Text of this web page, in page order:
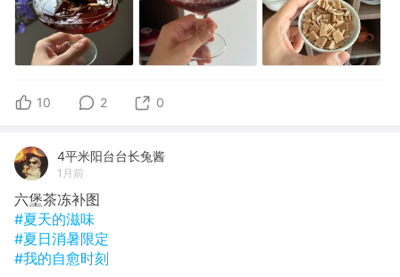
10 2 0
4平米阳台台长兔酱
1月前
六堡茶冻补图
#夏天的滋味
#夏日消暑限定
#我的自愈时刻